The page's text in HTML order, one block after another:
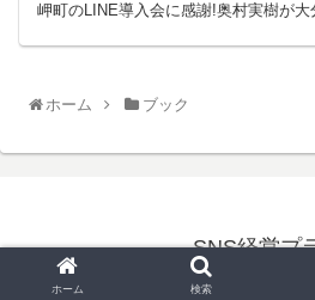
岬町のLINE導入会に感謝!奥村実樹が
ホーム ブック
SNS経営プ
© 2021 SNS経営
ホーム 検索